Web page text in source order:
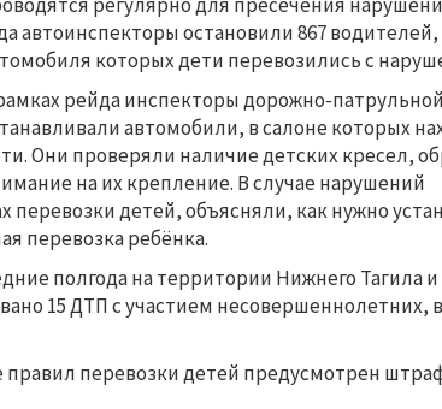
автоинспекторы остановили 867 водителей,
которых дети перевозились с
рейда инспекторы дорожно-
автомобили, в салоне которых
Они проверяли наличие детских кресел,
на их крепление. В случае нарушений
детей, объясняли, как нужно
перевозка ребёнка.
полгода на территории Нижнего Тагила и
15 ДТП с участием несовершеннолетних,
перевозки детей предусмотрен